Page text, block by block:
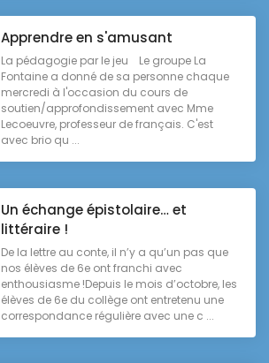
Apprendre en s'amusant
La pédagogie par le jeu Le groupe La
Fontaine a donné de sa personne chaque
mercredi à l'occasion du cours de
soutien/approfondissement avec Mme
Lecoeuvre, professeur de français. C'est
avec brio qu ...
Un échange épistolaire… et
littéraire !
De la lettre au conte, il n’y a qu’un pas que
nos élèves de 6e ont franchi avec
enthousiasme !Depuis le mois d’octobre, les
élèves de 6e du collège ont entretenu une
correspondance régulière avec une c ...